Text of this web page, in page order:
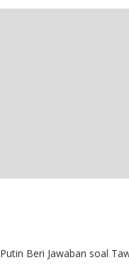
Putin Beri Jawaban soal